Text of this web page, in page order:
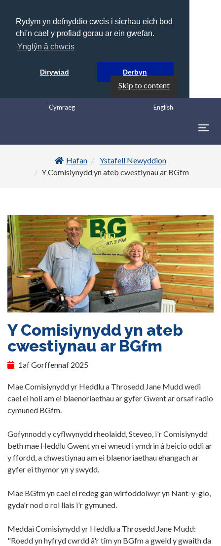
Rydym yn defnyddio cwcis i sicrhau eich bod
chi'n cael y profiad gorau ar ein gwefan.
Ynglŷn â chwcis
Dirywiad Derbyn
Skip to content
English
Cymraeg
Hafan
Ystafell Newyddion
Y Comisiynydd yn ateb cwestiynau ar BGfm
Y Comisiynydd yn ateb
cwestiynau ar BGfm
1af Gorffennaf 2025
Mae Comisiynydd yr Heddlu a Throsedd Jane Mudd wedi
cael ei holi am ei blaenoriaethau ar gyfer Gwent ar orsaf radio
cymuned BGfm.
Gofynnodd y cyflwynydd rheolaidd, Steveo, i'r Comisiynydd
beth mae Heddlu Gwent yn ei wneud i ymdrin â beicio oddi ar
y ffordd, a chwestiynau am ei blaenoriaethau ehangach ar
gyfer ei thymor yn y swydd.
Mae BGfm yn cael ei redeg gan wirfoddolwyr yn Nant-y-glo,
gyda'r nod o roi llais i'r gymuned.
Meddai Comisiynydd yr Heddlu a Throsedd Jane Mudd:
"Roedd yn hyfryd cwrdd â'r tîm yn BGfm a gweld y gwaith da